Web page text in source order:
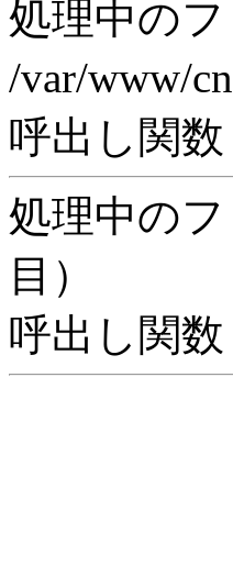
処理中のフ
/var/www/
呼出し関
処理中の
目）
呼出し関